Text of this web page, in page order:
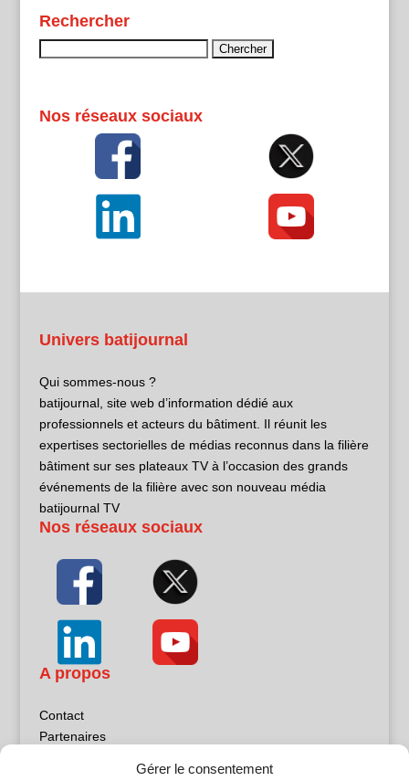
Gérer le consentement
Rechercher
Nos réseaux sociaux
Univers batijournal
Qui sommes-nous ?
batijournal, site web d’information dédié aux
professionnels et acteurs du bâtiment. Il réunit les
expertises sectorielles de médias reconnus dans la filière
bâtiment sur ses plateaux TV à l’occasion des grands
événements de la filière avec son nouveau média
batijournal TV
Nos réseaux sociaux
A propos
Contact
Partenaires